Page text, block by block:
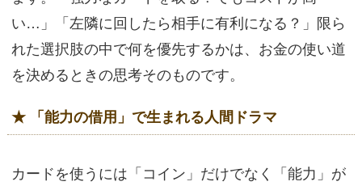
い…」「左隣に回したら相手に有利になる？」限ら
れた選択肢の中で何を優先するかは、お金の使い道
を決めるときの思考そのものです。
★ 「能力の借用」で生まれる人間ドラマ
カードを使うには「コイン」だけでなく「能力」が